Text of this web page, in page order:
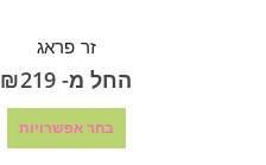
זר פראג
החל מ- ₪219
בחר אפשרויות